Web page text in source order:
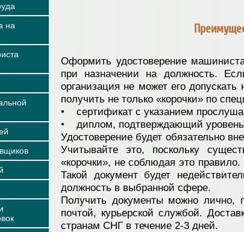
Оформить удостоверение
при назначении на должность.
организация не может его
получить не только «корочки» по
• сертификат с указанием
• диплом, подтверждающий уровень
Удостоверение будет обязательно
Учитывайте это, поскольку
«корочки», не соблюдая это
Такой документ будет
должность в выбранной сфере.
Получить документы можно лично,
почтой, курьерской службой.
странам СНГ в течение 2-3 дней.
на